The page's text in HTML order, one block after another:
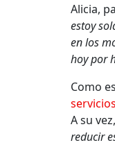
Alicia,
estoy
en los
hoy por
Como
servicios
A su
reducir